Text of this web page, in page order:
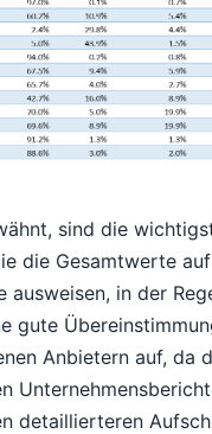
sind die
die Gesamtwerte
ausweisen, in der
gute
Anbietern auf, da
detaillierteren